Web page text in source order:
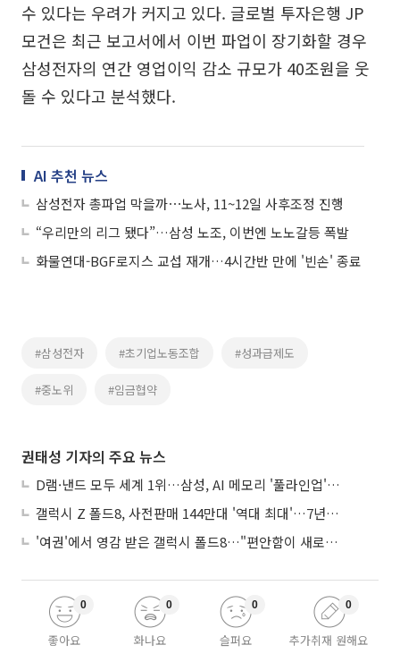
수 있다는 우려가 커지고 있다. 글로벌 투자은행 JP
모건은 최근 보고서에서 이번 파업이 장기화할 경우
삼성전자의 연간 영업이익 감소 규모가 40조원을 웃
돌 수 있다고 분석했다.
AI 추천 뉴스
삼성전자 총파업 막을까⋯노사, 11~12일 사후조정 진행
“우리만의 리그 됐다”…삼성 노조, 이번엔 노노갈등 폭발
화물연대-BGF로지스 교섭 재개…4시간반 만에 '빈손' 종료
#삼성전자 #초기업노동조합 #성과급제도
#중노위 #임금협약
권태성 기자의 주요 뉴스
D램·낸드 모두 세계 1위…삼성, AI 메모리 '풀라인업'으로 승부
갤럭시 Z 폴드8, 사전판매 144만대 '역대 최대'…7년만에 갤노트10 기록 넘어
'여권'에서 영감 받은 갤럭시 폴드8…"편안함이 새로운 디자인 경쟁력"
좋아요
0
화나요
0
슬퍼요
0
추가취재 원해요
0